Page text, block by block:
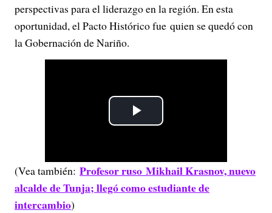
perspectivas para el liderazgo en la región. En esta
oportunidad, el Pacto Histórico fue quien se quedó con
la Gobernación de Nariño.
P
a
(Vea también: Profesor ruso Mikhail Krasnov, nuevo
alcalde de Tunja; llegó como estudiante de
intercambio)